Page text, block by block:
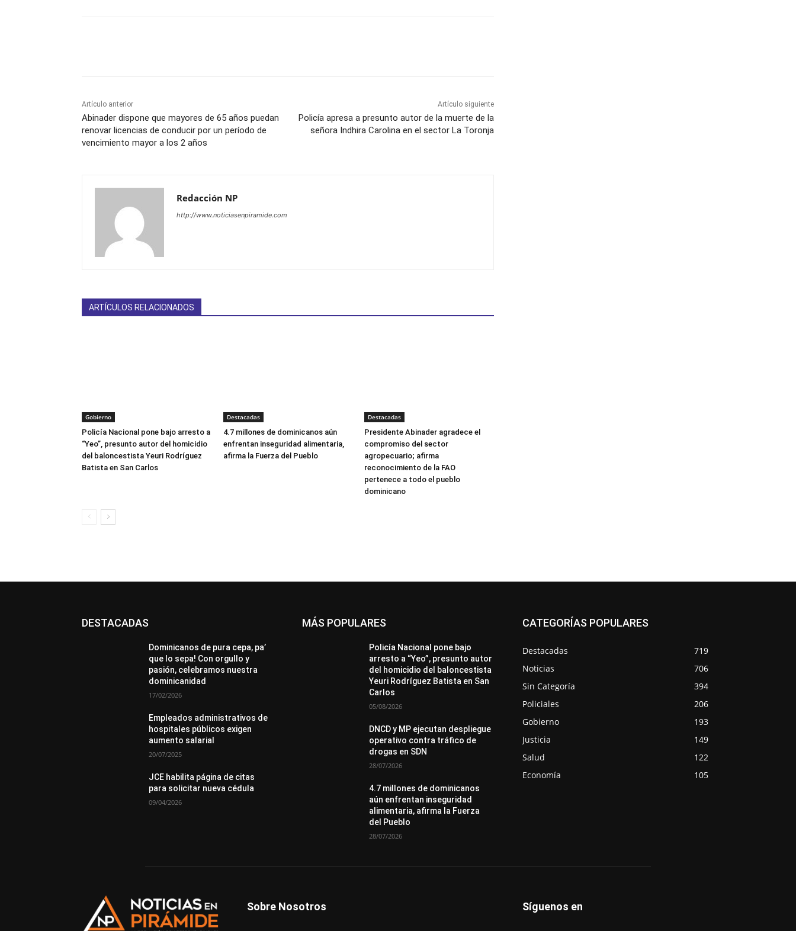
Artículo anterior
Abinader dispone que mayores de 65 años puedan
renovar licencias de conducir por un período de
vencimiento mayor a los 2 años
Artículo siguiente
Policía apresa a presunto autor de la muerte de la
señora Indhira Carolina en el sector La Toronja
Redacción NP
http://www.noticiasenpiramide.com
ARTÍCULOS RELACIONADOS
Gobierno
Policía Nacional pone bajo arresto a
“Yeo”, presunto autor del homicidio
del baloncestista Yeuri Rodríguez
Batista en San Carlos
Destacadas
4.7 millones de dominicanos aún
enfrentan inseguridad alimentaria,
afirma la Fuerza del Pueblo
Destacadas
Presidente Abinader agradece el
compromiso del sector
agropecuario; afirma
reconocimiento de la FAO
pertenece a todo el pueblo
dominicano
DESTACADAS
All Destacado
Dominicanos de pura cepa, pa’
que lo sepa! Con orgullo y
pasión, celebramos nuestra
dominicanidad
17/02/2026
Empleados administrativos de
hospitales públicos exigen
aumento salarial
20/07/2025
JCE habilita página de citas
para solicitar nueva cédula
09/04/2026
MÁS POPULARES
All Destacado
Policía Nacional pone bajo
arresto a “Yeo”, presunto autor
del homicidio del baloncestista
Yeuri Rodríguez Batista en San
Carlos
05/08/2026
DNCD y MP ejecutan despliegue
operativo contra tráfico de
drogas en SDN
28/07/2026
4.7 millones de dominicanos
aún enfrentan inseguridad
alimentaria, afirma la Fuerza
del Pueblo
28/07/2026
CATEGORÍAS POPULARES
Destacadas
719
Noticias
706
Sin Categoría
394
Policiales
206
Gobierno
193
Justicia
149
Salud
122
Economía
105
Sobre Nosotros Síguenos en